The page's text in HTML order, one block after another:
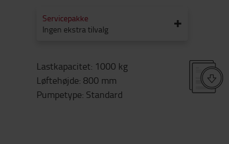
Servicepakke
Ingen ekstra tilvalg
Lastkapacitet: 1000 kg
Løftehøjde: 800 mm
Pumpetype: Standard